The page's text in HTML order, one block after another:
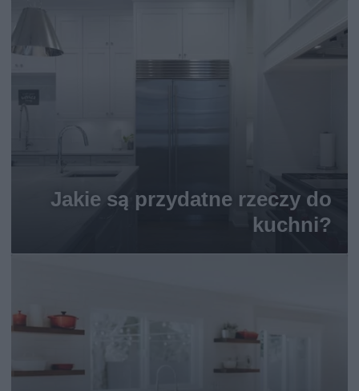
Jakie są przydatne rzeczy do
kuchni?